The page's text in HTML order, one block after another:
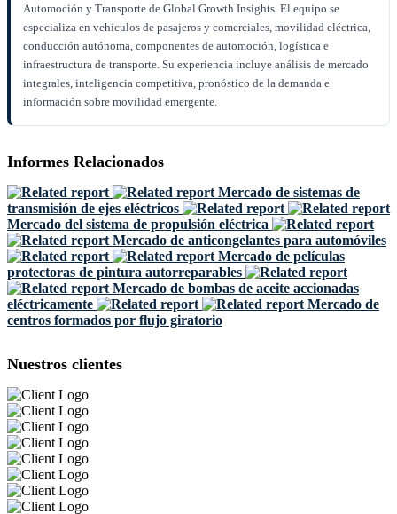
Automoción y Transporte de Global Growth Insights. El equipo se
especializa en vehículos de pasajeros y comerciales, movilidad eléctrica,
conducción autónoma, componentes de automoción, logística e
infraestructura de transporte. Su experiencia incluye análisis de mercado
integrales, inteligencia competitiva, pronóstico de la demanda e
información sobre movilidad emergente.
Informes Relacionados
Mercado de sistemas de
transmisión de ejes eléctricos
Mercado del sistema de propulsión eléctrica
Mercado de anticongelantes para automóviles
Mercado de películas
protectoras de pintura autorreparables
Mercado de bombas de aceite accionadas
eléctricamente
Mercado de
centros formados por flujo giratorio
Nuestros clientes